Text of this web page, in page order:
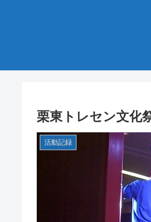
栗東トレセン文化
活動記録